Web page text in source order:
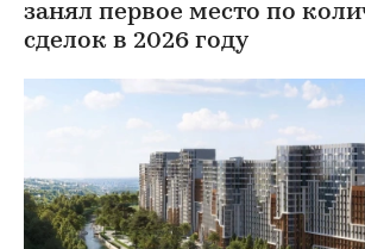
занял первое место по
сделок в 2026 году